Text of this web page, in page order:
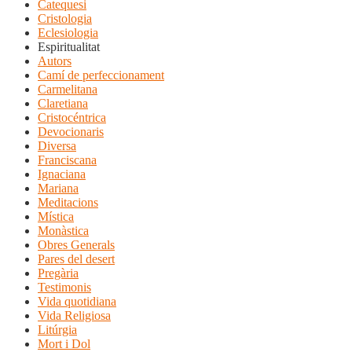
Catequesi
Cristologia
Eclesiologia
Espiritualitat
Autors
Camí de perfeccionament
Carmelitana
Claretiana
Cristocéntrica
Devocionaris
Diversa
Franciscana
Ignaciana
Mariana
Meditacions
Mística
Monàstica
Obres Generals
Pares del desert
Pregària
Testimonis
Vida quotidiana
Vida Religiosa
Litúrgia
Mort i Dol